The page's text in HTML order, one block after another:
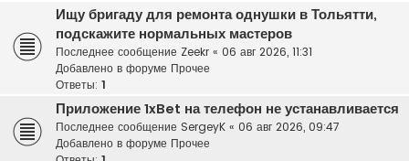
Ищу бригаду для ремонта однушки в Тольятти,
подскажите нормальных мастеров
Последнее сообщение Zeekr « 06 авг 2026, 11:31
Добавлено в форуме Прочее
Ответы: 1
Приложение 1xBet на телефон не устанавливается
Последнее сообщение SergeyK « 06 авг 2026, 09:47
Добавлено в форуме Прочее